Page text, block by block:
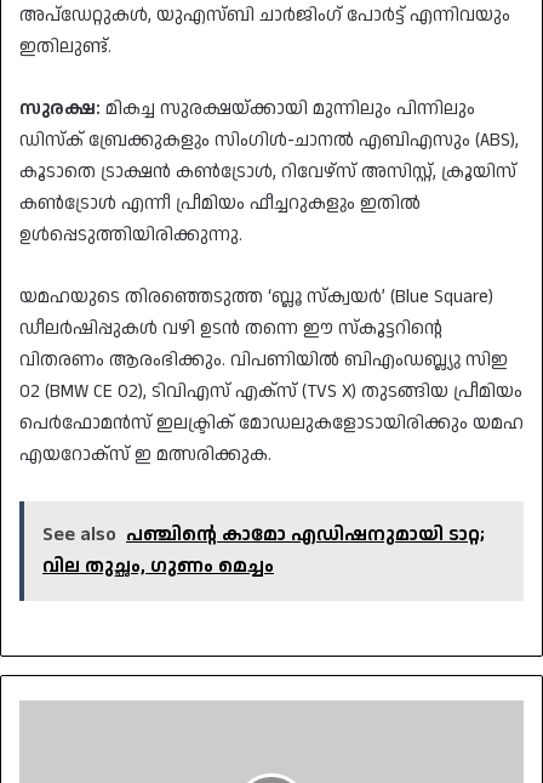
അപ്‌ഡേറ്റുകൾ, യുഎസ്ബി ചാർജിംഗ് പോർട്ട് എന്നിവയും
ഇതിലുണ്ട്.
സുരക്ഷ: മികച്ച സുരക്ഷയ്ക്കായി മുന്നിലും പിന്നിലും
ഡിസ്‌ക് ബ്രേക്കുകളും സിംഗിൾ-ചാനൽ എബിഎസും (ABS),
കൂടാതെ ട്രാക്ഷൻ കൺട്രോൾ, റിവേഴ്‌സ് അസിസ്റ്റ്, ക്രൂയിസ്
കൺട്രോൾ എന്നീ പ്രീമിയം ഫീച്ചറുകളും ഇതിൽ
ഉൾപ്പെടുത്തിയിരിക്കുന്നു.
​യമഹയുടെ തിരഞ്ഞെടുത്ത ‘ബ്ലൂ സ്ക്വയർ’ (Blue Square)
ഡീലർഷിപ്പുകൾ വഴി ഉടൻ തന്നെ ഈ സ്കൂട്ടറിന്റെ
വിതരണം ആരംഭിക്കും. വിപണിയിൽ ബിഎംഡബ്ല്യു സിഇ
02 (BMW CE 02), ടിവിഎസ് എക്സ് (TVS X) തുടങ്ങിയ പ്രീമിയം
പെർഫോമൻസ് ഇലക്ട്രിക് മോഡലുകളോടായിരിക്കും യമഹ
എയറോക്‌സ് ഇ മത്സരിക്കുക.
See also പഞ്ചിന്റെ കാമോ എഡിഷനുമായി ടാറ്റ;
വില തുച്ഛം, ഗുണം മെച്ചം